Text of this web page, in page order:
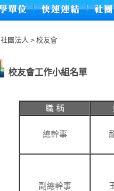
社團法人 > 校友會
校友會工作小組名單
職 稱
總幹事
副總幹事